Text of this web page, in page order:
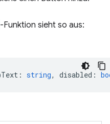
-Funktion sieht so aus:
: string, disabled :